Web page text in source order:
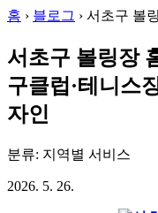
홈 › 블로그 › 서초구 볼
서초구 볼링장
구클럽·테니스
자인
분류: 지역별 서비스
2026. 5. 26.